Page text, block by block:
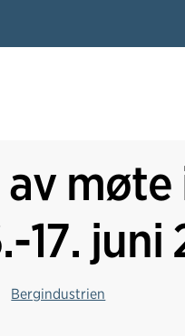
17. juni
Bergindustrien